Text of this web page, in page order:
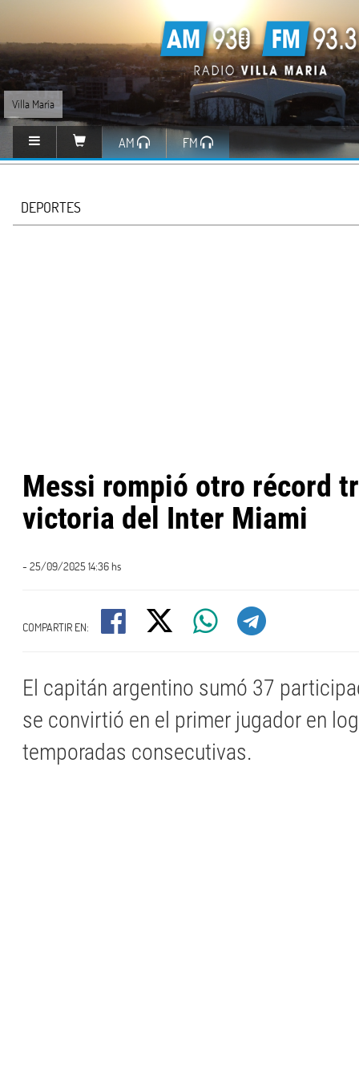
Villa María
AM FM
DEPORTES
Messi rompió otro récord
victoria del Inter Miami
- 25/09/2025 14:36 hs
COMPARTIR EN:
El capitán argentino sumó 37
se convirtió en el primer jugador en
temporadas consecutivas.